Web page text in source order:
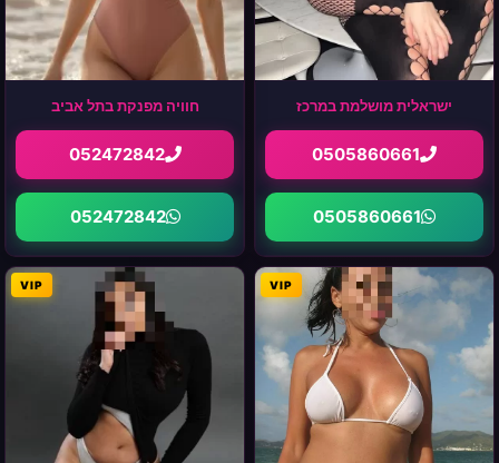
ישראלית מושלמת במרכז
0505860661
0505860661
חוויה מפנקת בתל אביב
052472842
052472842
VIP
VIP